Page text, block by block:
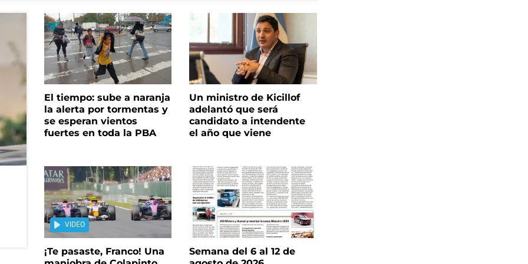
El tiempo: sube a naranja
la alerta por tormentas y
se esperan vientos
fuertes en toda la PBA
Un ministro de Kicillof
adelantó que será
candidato a intendente
el año que viene
VIDEO
¡Te pasaste, Franco! Una
Semana del 6 al 12 de